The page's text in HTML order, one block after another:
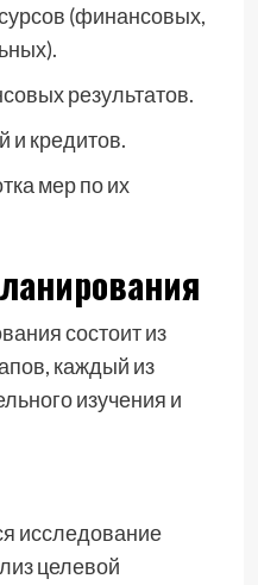
(финансовых,
результатов.
и кредитов.
мер по их
состоит из
каждый из
изучения и
исследование
целевой